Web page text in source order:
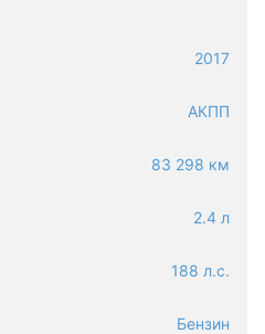
2017
АКПП
83 298 км
2.4 л
188 л.с.
Бензин